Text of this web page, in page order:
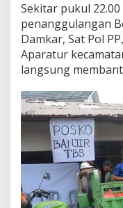
Sekitar pukul
penanggulangan
Damkar, Sat Pol
Aparatur
langsung